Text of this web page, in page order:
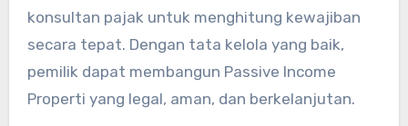
konsultan pajak untuk menghitung kewajiban
secara tepat. Dengan tata kelola yang baik,
pemilik dapat membangun Passive Income
Properti yang legal, aman, dan berkelanjutan.